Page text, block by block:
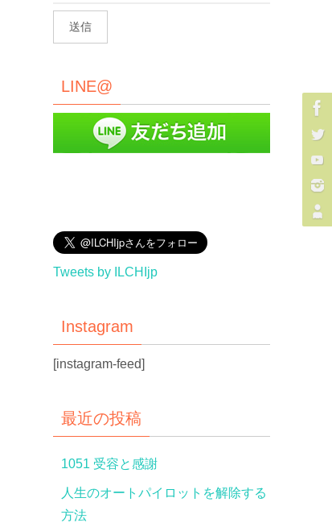
LINE@
Tweets by ILCHIjp
Instagram
[instagram-feed]
最近の投稿
1051 受容と感謝
人生のオートパイロットを解除する
方法